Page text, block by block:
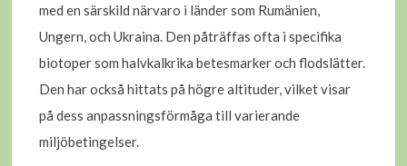
med en särskild närvaro i länder som Rumänien,
Ungern, och Ukraina. Den påträffas ofta i specifika
biotoper som halvkalkrika betesmarker och flodslätter.
Den har också hittats på högre altituder, vilket visar
på dess anpassningsförmåga till varierande
miljöbetingelser.